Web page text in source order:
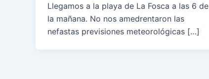
Llegamos a la playa de La Fosca a las 6 de
la mañana. No nos amedrentaron las
nefastas previsiones meteorológicas […]